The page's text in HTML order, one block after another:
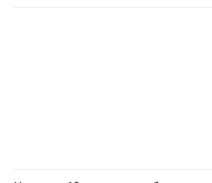
Диффа (регион)
Кано
Чад